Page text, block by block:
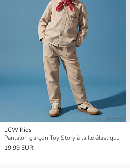
LCW Kids
Pantalon garçon Toy Story à taille élastiquée avec imprimé
19.99 EUR